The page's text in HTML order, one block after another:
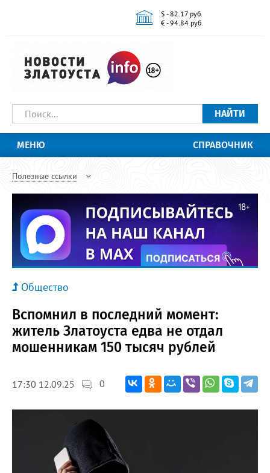
$ - 82.17 руб.
€ - 94.84 руб.
НАЙТИ
МЕНЮ СПРАВОЧНИК
Полезные ссылки
Общество
Вспомнил в последний момент:
житель Златоуста едва не отдал
мошенникам 150 тысяч рублей
17:30 12.09.25 0